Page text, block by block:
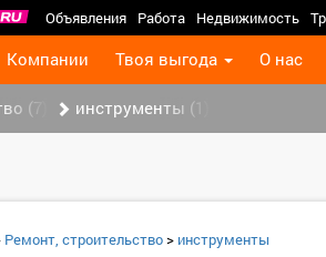
Объявления Работа Недвижимость
Компании Твоя выгода О нас
(7) инструменты (1)
Ремонт, строительство> инструменты